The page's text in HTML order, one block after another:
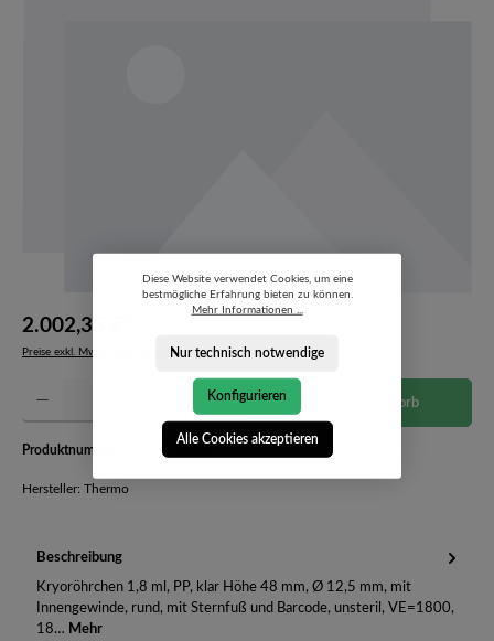
2.002,35 €*
Preise exkl. MwSt. zzgl. Versandkosten
Produkt Anzahl: Gib den gewünschten Wert ein oder benutze die Schaltflächen um die
In den Warenkorb
Produktnummer: 373530-4009153
Hersteller: Thermo
Beschreibung
Kryoröhrchen 1,8 ml, PP, klar Höhe 48 mm, Ø 12,5 mm, mit
Innengewinde, rund, mit Sternfuß und Barcode, unsteril, VE=1800,
18… Mehr
Diese Website verwendet Cookies, um eine
bestmögliche Erfahrung bieten zu können.
Mehr Informationen ...
Nur technisch notwendige
Konfigurieren
Alle Cookies akzeptieren